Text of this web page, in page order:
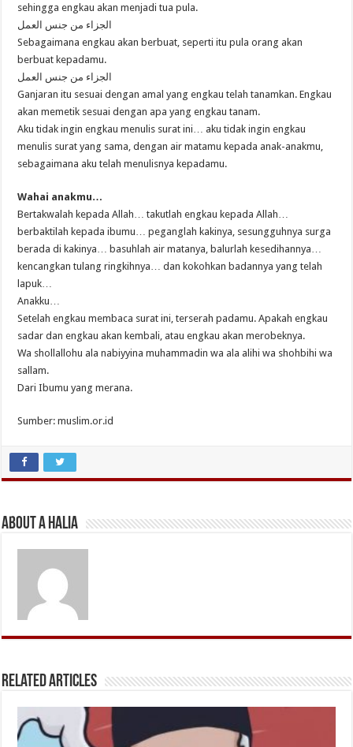
sehingga engkau akan menjadi tua pula.
الجزاء من جنس العمل
Sebagaimana engkau akan berbuat, seperti itu pula orang akan
berbuat kepadamu.
الجزاء من جنس العمل
Ganjaran itu sesuai dengan amal yang engkau telah tanamkan. Engkau
akan memetik sesuai dengan apa yang engkau tanam.
Aku tidak ingin engkau menulis surat ini… aku tidak ingin engkau
menulis surat yang sama, dengan air matamu kepada anak-anakmu,
sebagaimana aku telah menulisnya kepadamu.
Wahai anakmu…
Bertakwalah kepada Allah… takutlah engkau kepada Allah…
berbaktilah kepada ibumu… peganglah kakinya, sesungguhnya surga
berada di kakinya… basuhlah air matanya, balurlah kesedihannya…
kencangkan tulang ringkihnya… dan kokohkan badannya yang telah
lapuk…
Anakku…
Setelah engkau membaca surat ini, terserah padamu. Apakah engkau
sadar dan engkau akan kembali, atau engkau akan merobeknya.
Wa shollallohu ala nabiyyina muhammadin wa ala alihi wa shohbihi wa
sallam.
Dari Ibumu yang merana.
Sumber: muslim.or.id
About A Halia
Related Articles